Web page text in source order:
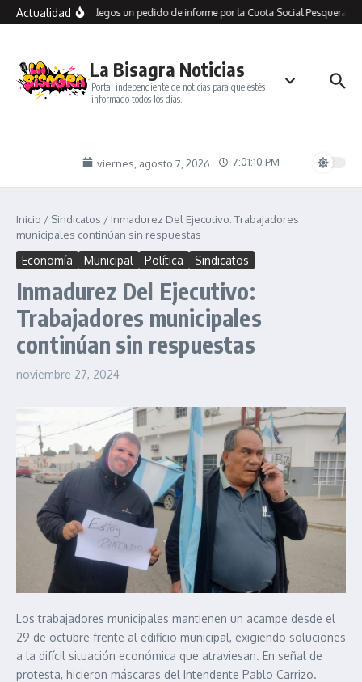
Saltar al contenido
Actualidad
presentó en Río Gallegos un pedido de informe por la Cuota Social Pesquera y
La Bisagra Noticias
Portal independiente de noticias para que estés
informado todos los días.
viernes, agosto 7, 2026 7:01:10 PM
Inicio / Sindicatos / Inmadurez Del Ejecutivo: Trabajadores
municipales continúan sin respuestas
Economía Municipal Política Sindicatos
Inmadurez Del Ejecutivo:
Trabajadores municipales
continúan sin respuestas
noviembre 27, 2024
Los trabajadores municipales mantienen un acampe desde el
29 de octubre frente al edificio municipal, exigiendo soluciones
a la difícil situación económica que atraviesan. En señal de
protesta, hicieron máscaras del Intendente Pablo Carrizo.